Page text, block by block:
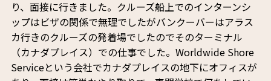
り、面接に行きました。クルーズ船上でのインターンシ
ップはビザの関係で無理でしたがバンクーバーはアラス
カ行きのクルーズの発着場でしたのでそのターミナル
（カナダプレイス）での仕事でした。Worldwide Shore
Serviceという会社でカナダプレイスの地下にオフィスが